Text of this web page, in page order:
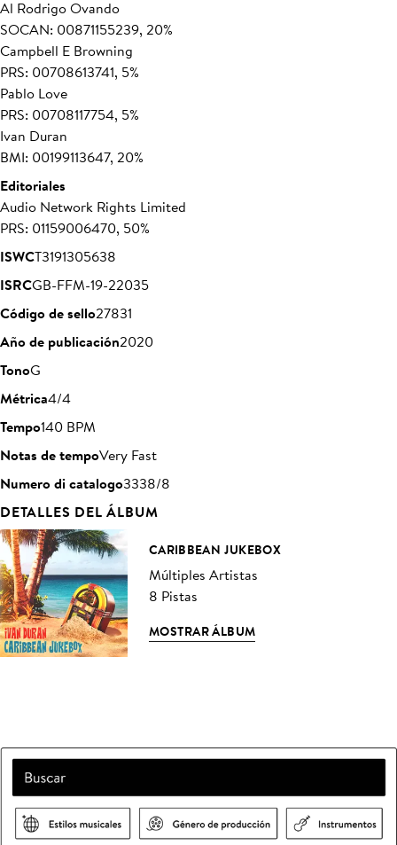
Al Rodrigo Ovando
SOCAN: 00871155239, 20%
Campbell E Browning
PRS: 00708613741, 5%
Pablo Love
PRS: 00708117754, 5%
Ivan Duran
BMI: 00199113647, 20%
Editoriales
Audio Network Rights Limited
PRS: 01159006470, 50%
ISWCT3191305638
ISRCGB-FFM-19-22035
Código de sello27831
Año de publicación2020
TonoG
Métrica4/4
Tempo140 BPM
Notas de tempoVery Fast
Numero di catalogo3338/8
DETALLES DEL ÁLBUM
CARIBBEAN JUKEBOX
Múltiples Artistas
8 Pistas
MOSTRAR ÁLBUM